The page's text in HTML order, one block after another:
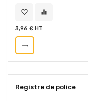
favorite_border equalizer
3,96 € HT
trending_flat
Registre de police